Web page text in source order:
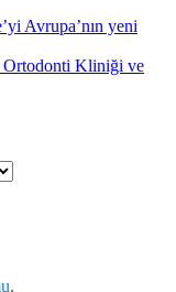
Avrupa’nın yeni
Ortodonti Kliniği ve
.